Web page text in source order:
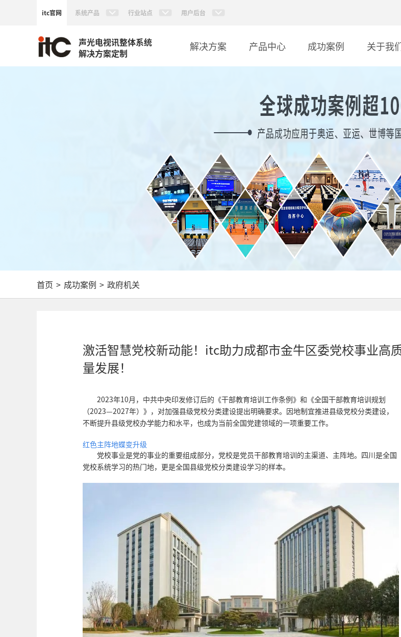
itc官网 系统产品 行业站点 用户后台
声光电视讯整体系统
解决方案定制
解决方案 产品中心 成功案例 关于我
首页 > 成功案例 > 政府机关
激活智慧党校新动能！itc助力成都市金牛区委党校事业高
量发展！
2023年10月，中共中央印发修订后的《干部教育培训工作条例》和《全国干部教育培训规划
（2023—2027年）》，对加强县级党校分类建设提出明确要求。因地制宜推进县级党校分类建设，
不断提升县级党校办学能力和水平，也成为当前全国党建领域的一项重要工作。
红色主阵地蝶变升级
党校事业是党的事业的重要组成部分，党校是党员干部教育培训的主渠道、主阵地。四川是全国
党校系统学习的热门地，更是全国县级党校分类建设学习的样本。